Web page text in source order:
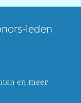
leden
en meer